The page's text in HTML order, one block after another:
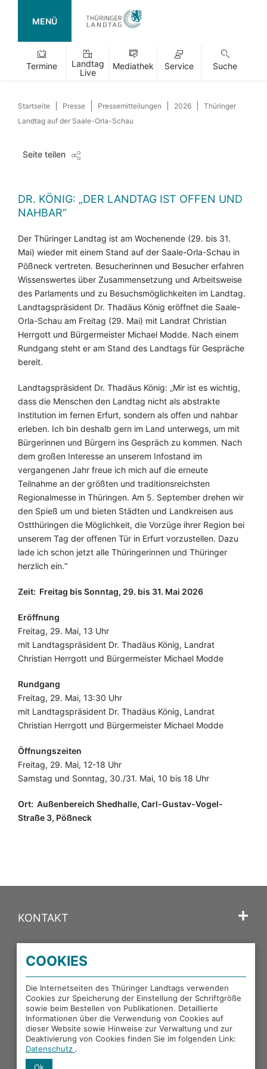
MENÜ
Termine
Landtag
Live
Mediathek Service Suche
Startseite Presse Pressemitteilungen 2026
Thüringer
Landtag auf der Saale-Orla-Schau
Seite teilen
DR. KÖNIG: „DER LANDTAG IST OFFEN UND
NAHBAR“
Der Thüringer Landtag ist am Wochenende (29. bis 31.
Mai) wieder mit einem Stand auf der Saale-Orla-Schau in
Pößneck vertreten. Besucherinnen und Besucher erfahren
Wissenswertes über Zusammensetzung und Arbeitsweise
des Parlaments und zu Besuchsmöglichkeiten im Landtag.
Landtagspräsident Dr. Thadäus König eröffnet die Saale-
Orla-Schau am Freitag (29. Mai) mit Landrat Christian
Herrgott und Bürgermeister Michael Modde. Nach einem
Rundgang steht er am Stand des Landtags für Gespräche
bereit.
Landtagspräsident Dr. Thadäus König: „Mir ist es wichtig,
dass die Menschen den Landtag nicht als abstrakte
Institution im fernen Erfurt, sondern als offen und nahbar
erleben. Ich bin deshalb gern im Land unterwegs, um mit
Bürgerinnen und Bürgern ins Gespräch zu kommen. Nach
dem großen Interesse an unserem Infostand im
vergangenen Jahr freue ich mich auf die erneute
Teilnahme an der größten und traditionsreichsten
Regionalmesse in Thüringen. Am 5. September drehen wir
den Spieß um und bieten Städten und Landkreisen aus
Ostthüringen die Möglichkeit, die Vorzüge ihrer Region bei
unserem Tag der offenen Tür in Erfurt vorzustellen. Dazu
lade ich schon jetzt alle Thüringerinnen und Thüringer
herzlich ein.“
Zeit: Freitag bis Sonntag, 29. bis 31. Mai 2026
Eröffnung
Freitag, 29. Mai, 13 Uhr
mit Landtagspräsident Dr. Thadäus König, Landrat
Christian Herrgott und Bürgermeister Michael Modde
Rundgang
Freitag, 29. Mai, 13:30 Uhr
mit Landtagspräsident Dr. Thadäus König, Landrat
Christian Herrgott und Bürgermeister Michael Modde
Öffnungszeiten
Freitag, 29. Mai, 12-18 Uhr
Samstag und Sonntag, 30./31. Mai, 10 bis 18 Uhr
Ort: Außenbereich Shedhalle, Carl-Gustav-Vogel-
Straße 3, Pößneck
KONTAKT
PORTALE DES THÜRINGER LANDTAGS
EXTERNE LINKS
COOKIES
Die Internetseiten des Thüringer Landtags verwenden
Cookies zur Speicherung der Einstellung der Schriftgröße
sowie beim Bestellen von Publikationen. Detaillierte
Informationen über die Verwendung von Cookies auf
dieser Website sowie Hinweise zur Verwaltung und zur
Deaktivierung von Cookies finden Sie im folgenden Link:
Datenschutz .